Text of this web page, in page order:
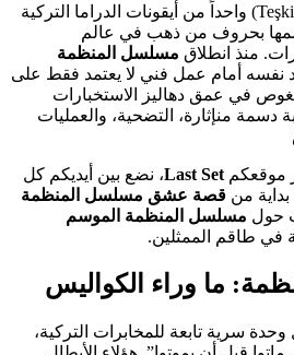
(Teşkilat) واحداً من أيقونات الدراما التركية
بحروف من ذهب في عالم
منذ انطلاق مسلسل المنظمة
نفسه أمام عمل فني لا يعتمد فقط على
في عمق دهاليز الاستخبارات
دسمة منإثارة، التضحية، والعمليات
موقعكم Last Set، نضع بين أيديكم كل
من قصة عشق مسلسل المنظمة
حول مسلسل المنظمة الموسم
في طاقم الممثلين.
ما وراء الكواليس
سرية تابعة للمخابرات التركية،